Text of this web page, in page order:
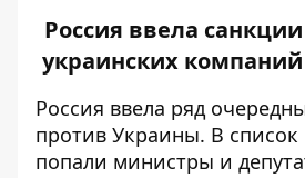
Россия ввела
украинских
Россия ввела ряд
против Украины. В список
попали министры и